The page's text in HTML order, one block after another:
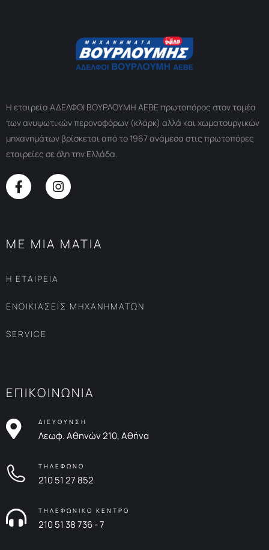
Η εταιρεία ΑΔΕΛΦΟΙ ΒΟΥΡΛΟΥΜΗ ΑΕΒΕ πρωτοπόρος στον τομέα
των ανυψωτικών περονοφόρων (κλάρκ) αλλά και χωματουργικών
μηχανημάτων βρίσκεται από το 1967 ανάμεσα στις πρωτοπόρες
εταιρείες σε όλη την Ελλάδα.
ΜΕ ΜΙΑ ΜΑΤΙΑ
Η ΕΤΑΙΡΕΙΑ
ΕΝΟΙΚΙΑΣΕΙΣ ΜΗΧΑΝΗΜΑΤΩΝ
SERVICE
ΕΠΙΚΟΙΝΩΝΙΑ
ΔΙΕΥΘΥΝΣΗ
Λεωφ. Αθηνών 210, Αθήνα
ΤΗΛΕΦΩΝΟ
210 51 27 852
ΤΗΛΕΦΩΝΙΚΟ ΚΕΝΤΡΟ
210 51 38 736 - 7